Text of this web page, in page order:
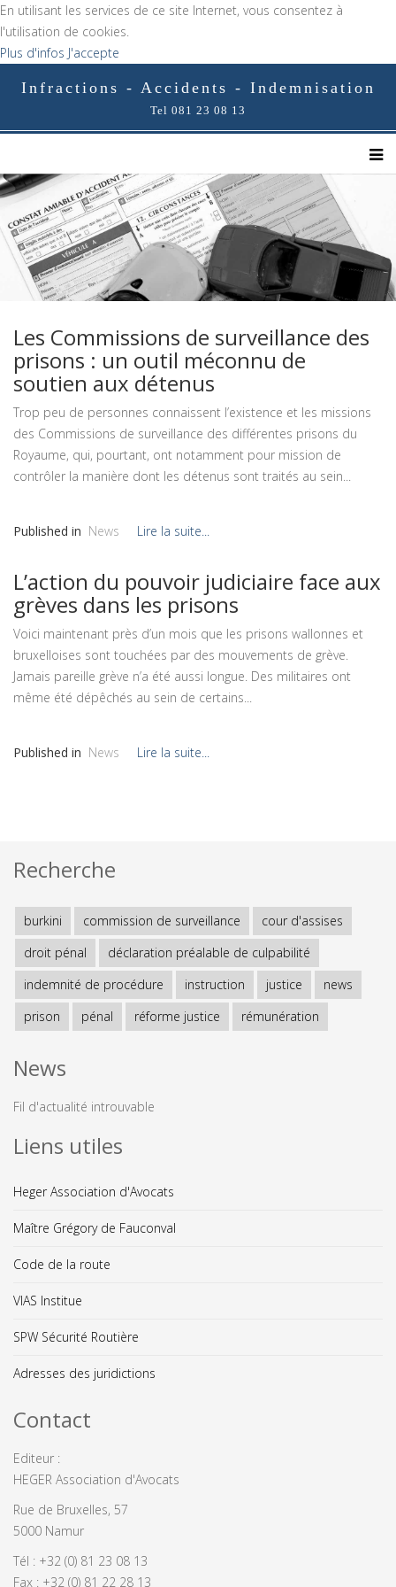
En utilisant les services de ce site Internet, vous consentez à
l'utilisation de cookies.
Plus d'infos J'accepte
Infractions - Accidents - Indemnisation
Tel 081 23 08 13
Les Commissions de surveillance des
prisons : un outil méconnu de
soutien aux détenus
Trop peu de personnes connaissent l’existence et les missions
des Commissions de surveillance des différentes prisons du
Royaume, qui, pourtant, ont notamment pour mission de
contrôler la manière dont les détenus sont traités au sein...
Published in News Lire la suite...
L’action du pouvoir judiciaire face aux
grèves dans les prisons
Voici maintenant près d’un mois que les prisons wallonnes et
bruxelloises sont touchées par des mouvements de grève.
Jamais pareille grève n’a été aussi longue. Des militaires ont
même été dépêchés au sein de certains...
Published in News Lire la suite...
Recherche
burkini commission de surveillance
cour d'assises
droit pénal
déclaration préalable de culpabilité
indemnité de procédure
instruction justice
news
prison
pénal réforme justice rémunération
News
Fil d'actualité introuvable
Liens utiles
Heger Association d'Avocats
Maître Grégory de Fauconval
Code de la route
VIAS Institue
SPW Sécurité Routière
Adresses des juridictions
Contact
Editeur :
HEGER Association d'Avocats
Rue de Bruxelles, 57
5000 Namur
Tél : +32 (0) 81 23 08 13
Fax : +32 (0) 81 22 28 13